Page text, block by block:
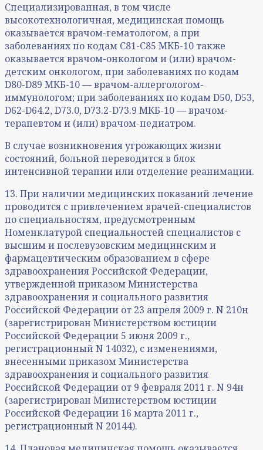
Специализированная, в том числе
высокотехнологичная, медицинская помощь
оказывается врачом-гематологом, а при
заболеваниях по кодам С81-С85 МКБ-10 также
оказывается врачом-онкологом и (или) врачом-
детским онкологом, при заболеваниях по кодам
D80-D89 МКБ-10 — врачом-аллергологом-
иммунологом; при заболеваниях по кодам D50, D53,
D62-D64.2, D73.0, D73.2-D73.9 МКБ-10 — врачом-
терапевтом и (или) врачом-педиатром.
В случае возникновения угрожающих жизни
состояний, больной переводится в блок
интенсивной терапии или отделение реанимации.
13. При наличии медицинских показаний лечение
проводится с привлечением врачей-специалистов
по специальностям, предусмотренным
Номенклатурой специальностей специалистов с
высшим и послевузовским медицинским и
фармацевтическим образованием в сфере
здравоохранения Российской Федерации,
утвержденной приказом Министерства
здравоохранения и социального развития
Российской Федерации от 23 апреля 2009 г. N 210н
(зарегистрирован Министерством юстиции
Российской Федерации 5 июня 2009 г.,
регистрационный N 14032), с изменениями,
внесенными приказом Министерства
здравоохранения и социального развития
Российской Федерации от 9 февраля 2011 г. N 94н
(зарегистрирован Министерством юстиции
Российской Федерации 16 марта 2011 г.,
регистрационный N 20144).